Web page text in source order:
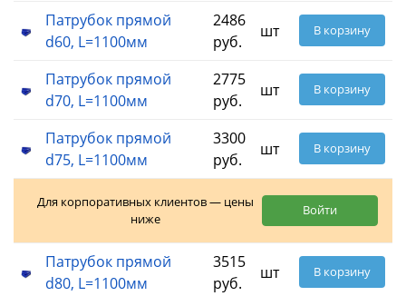
Патрубок прямой
d60, L=1100мм
2486
руб.
шт В корзину
Патрубок прямой
d70, L=1100мм
2775
руб.
шт В корзину
Патрубок прямой
d75, L=1100мм
3300
руб.
шт В корзину
Для корпоративных клиентов — цены
ниже
Войти
Патрубок прямой
d80, L=1100мм
3515
руб.
шт В корзину